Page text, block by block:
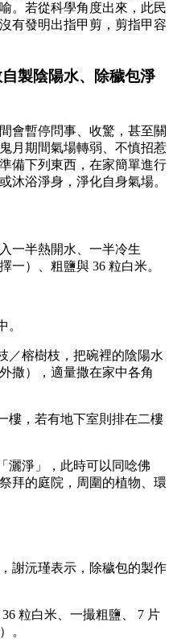
。若從科學角度出來，此民
有發明出指甲剪，剪指甲容
製陰陽水、除穢包淨
會暫停問事、收驚，甚至關
月期間氣場轉弱、不慎招惹
備下列東西，在家簡單進行
沐浴淨身，淨化自身氣場。
一半熱開水、一半冷生
一）、粗鹽與 36 粒白米。
。
／榕樹枝，把碗裡的陰陽水
撒），適量撒在家中各角
樓，若有地下室則排在二樓
灑淨」，此時可以同唸佛
拜的庭院，周圍的植物、環
謝沅瑾表示，除穢包的製作
粒白米、一撮粗鹽、 7 片
。